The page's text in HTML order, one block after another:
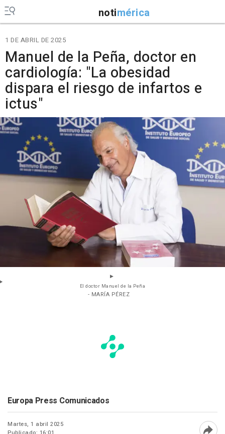
notimérica
1 DE ABRIL DE 2025
Manuel de la Peña, doctor en
cardiología: "La obesidad
dispara el riesgo de infartos e
ictus"
El doctor Manuel de la Peña
- MARÍA PÉREZ
Europa Press Comunicados
Martes, 1 abril 2025